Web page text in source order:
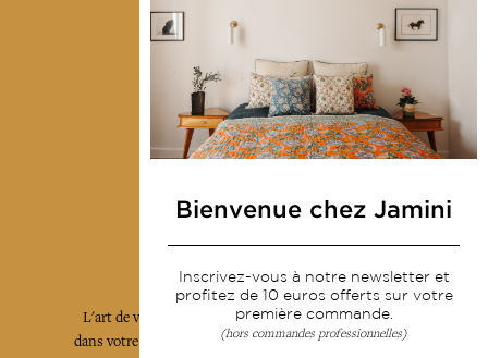
Livraison & retour
CGV
Devenir revendeur
Notre communauté
L'art de vivre JAMINI raconté avec poésie et élégance
dans votre boîte mail. Inscrivez vous à notre newsletter
Bienvenue chez Jamini
Inscrivez-vous à notre newsletter et
profitez de 10 euros offerts sur votre
première commande.
(hors commandes professionnelles)